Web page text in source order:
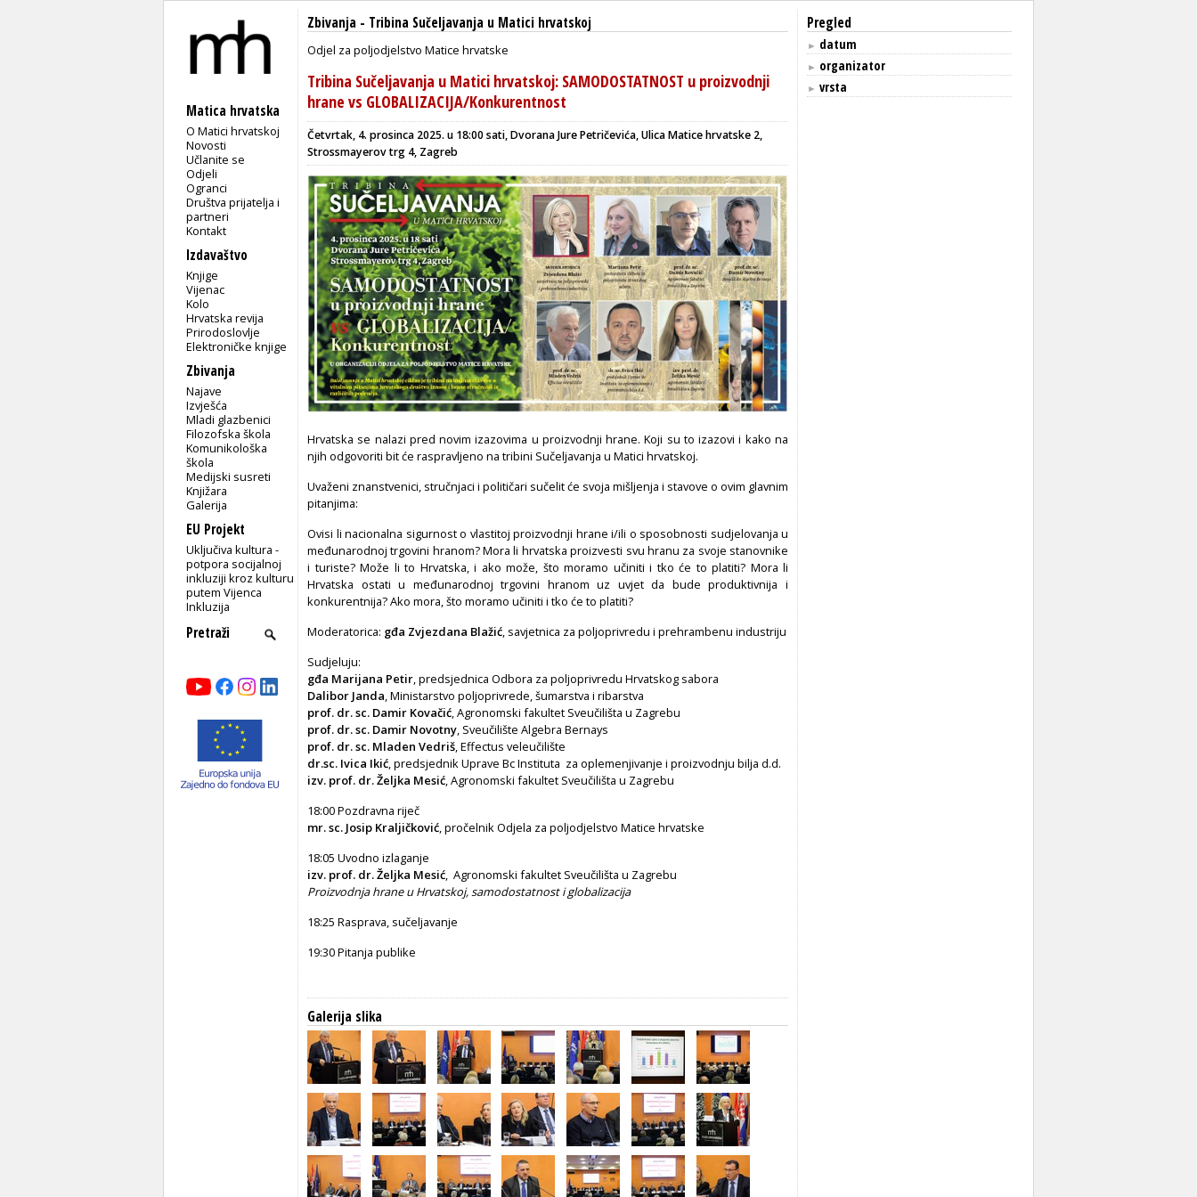
Matica hrvatska
O Matici hrvatskoj
Novosti
Učlanite se
Odjeli
Ogranci
Društva prijatelja i
partneri
Kontakt
Izdavaštvo
Knjige
Vijenac
Kolo
Hrvatska revija
Prirodoslovlje
Elektroničke knjige
Zbivanja
Najave
Izvješća
Mladi glazbenici
Filozofska škola
Komunikološka
škola
Medijski susreti
Knjižara
Galerija
EU Projekt
Uključiva kultura -
potpora socijalnoj
inkluziji kroz kulturu
putem Vijenca
Inkluzija
Zbivanja - Tribina Sučeljavanja u Matici hrvatskoj
Odjel za poljodjelstvo Matice hrvatske
Tribina Sučeljavanja u Matici hrvatskoj: SAMODOSTATNOST u proizvodnji
hrane vs GLOBALIZACIJA/Konkurentnost
Četvrtak, 4. prosinca 2025. u 18:00 sati, Dvorana Jure Petričevića, Ulica Matice hrvatske 2,
Strossmayerov trg 4, Zagreb
Hrvatska se nalazi pred novim izazovima u proizvodnji hrane. Koji su to izazovi i kako na
njih odgovoriti bit će raspravljeno na tribini Sučeljavanja u Matici hrvatskoj.
Uvaženi znanstvenici, stručnjaci i političari sučelit će svoja mišljenja i stavove o ovim glavnim
pitanjima:
Ovisi li nacionalna sigurnost o vlastitoj proizvodnji hrane i/ili o sposobnosti sudjelovanja u
međunarodnoj trgovini hranom? Mora li hrvatska proizvesti svu hranu za svoje stanovnike
i turiste? Može li to Hrvatska, i ako može, što moramo učiniti i tko će to platiti? Mora li
Hrvatska ostati u međunarodnoj trgovini hranom uz uvjet da bude produktivnija i
konkurentnija? Ako mora, što moramo učiniti i tko će to platiti?
Moderatorica: gđa Zvjezdana Blažić, savjetnica za poljoprivredu i prehrambenu industriju
Sudjeluju:
gđa Marijana Petir, predsjednica Odbora za poljoprivredu Hrvatskog sabora
Dalibor Janda, Ministarstvo poljoprivrede, šumarstva i ribarstva
prof. dr. sc. Damir Kovačić, Agronomski fakultet Sveučilišta u Zagrebu
prof. dr. sc. Damir Novotny, Sveučilište Algebra Bernays
prof. dr. sc. Mladen Vedriš, Effectus veleučilište
dr.sc. Ivica Ikić, predsjednik Uprave Bc Instituta za oplemenjivanje i proizvodnju bilja d.d.
izv. prof. dr. Željka Mesić, Agronomski fakultet Sveučilišta u Zagrebu
18:00 Pozdravna riječ
mr. sc. Josip Kraljičković, pročelnik Odjela za poljodjelstvo Matice hrvatske
18:05 Uvodno izlaganje
izv. prof. dr. Željka Mesić, Agronomski fakultet Sveučilišta u Zagrebu
Proizvodnja hrane u Hrvatskoj, samodostatnost i globalizacija
18:25 Rasprava, sučeljavanje
19:30 Pitanja publike
Galerija slika
Pregled
► datum
► organizator
► vrsta